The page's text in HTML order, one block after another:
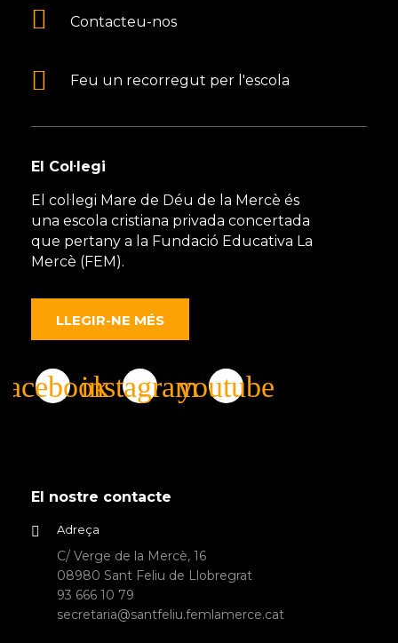
Contacteu-nos
Feu un recorregut per l'escola
El Col·legi
El col·legi Mare de Déu de la Mercè és
una escola cristiana privada concertada
que pertany a la Fundació Educativa La
Mercè (FEM).
LLEGIR-NE MÉS
El nostre contacte
Adreça
C/ Verge de la Mercè, 16
08980 Sant Feliu de Llobregrat
93 666 10 79
secretaria@santfeliu.femlamerce.cat